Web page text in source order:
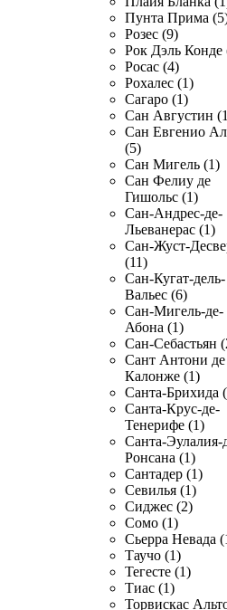
Пунта Прима
Розес (9)
Рок Дэль Конде
Росас (4)
Рохалес (1)
Сагаро (1)
Сан Августин
Сан Евгенио
(5)
Сан Мигель (1)
Сан Фелиу де
Гишольс (1)
Сан-Андрес-де-
Льеванерас (1)
Сан-Жуст-
(11)
Сан-Кугат-дель-
Вальес (6)
Сан-Мигель-де-
Абона (1)
Сан-Себастьян
Сант Антони де
Калонже (1)
Санта-Брихида
Санта-Крус-де-
Тенерифе (1)
Санта-Эулалия-
Ронсана (1)
Сантадер (1)
Севилья (1)
Сиджес (2)
Сомо (1)
Сьерра Невада
Таучо (1)
Тегесте (1)
Тиас (1)
Торвискас